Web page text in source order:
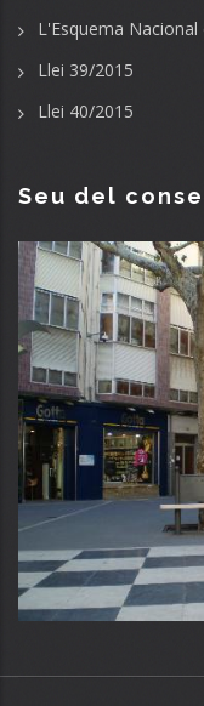
L'Esquema
Llei 39/2015
Llei 40/2015
Seu del